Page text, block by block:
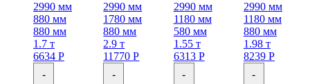
2990 мм
880 мм
880 мм
1.7 т
6634 Р
-
2990 мм
1780 мм
880 мм
2.9 т
11770Р
-
2990 мм
1180 мм
580 мм
1.55 т
6313 Р
-
2990 мм
1180 мм
880 мм
1.98 т
8239 Р
-